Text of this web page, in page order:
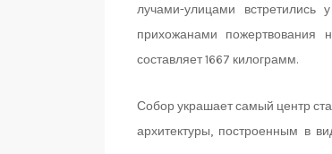
лучами-улицами
прихожанами
составляет 1667 килограмм.
Собор украшает самый центр
архитектуры, построенным в